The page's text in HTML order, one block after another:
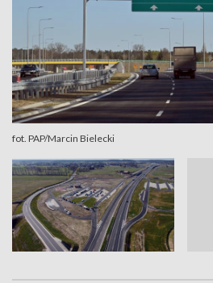
fot. PAP/Marcin Bielecki